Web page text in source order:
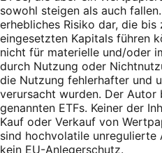
sowohl steigen als auch
erhebliches Risiko dar, die
eingesetzten Kapitals führen
nicht für materielle und/oder
durch Nutzung oder
die Nutzung fehlerhafter und
verursacht wurden. Der Autor
genannten ETFs. Keiner der
Kauf oder Verkauf von
sind hochvolatile
kein EU-Anlegerschutz.